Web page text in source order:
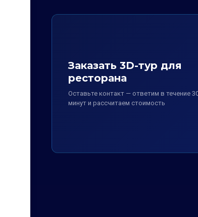
Заказать 3D-тур для
ресторана
Оставьте контакт — ответим в течение
минут и рассчитаем стоимость